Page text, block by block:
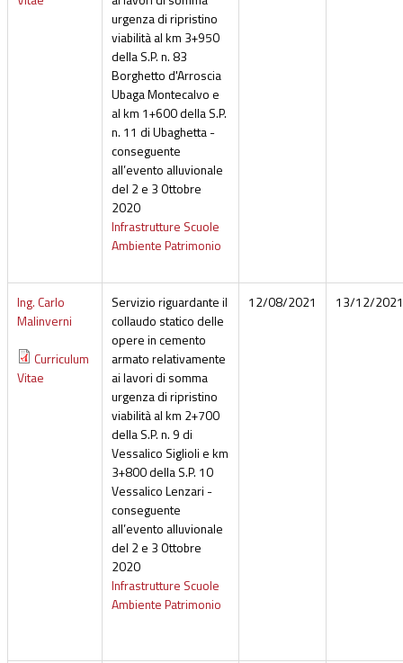
urgenza di ripristino
viabilità al km 3+950
della S.P. n. 83
Borghetto d'Arroscia
Ubaga Montecalvo e
al km 1+600 della S.P.
n. 11 di Ubaghetta -
conseguente
all’evento alluvionale
del 2 e 3 Ottobre
2020
Infrastrutture Scuole
Ambiente Patrimonio
Ing. Carlo
Malinverni
Curriculum
Vitae
Servizio riguardante il
collaudo statico delle
opere in cemento
armato relativamente
ai lavori di somma
urgenza di ripristino
viabilità al km 2+700
della S.P. n. 9 di
Vessalico Siglioli e km
3+800 della S.P. 10
Vessalico Lenzari -
conseguente
all’evento alluvionale
del 2 e 3 Ottobre
2020
Infrastrutture Scuole
Ambiente Patrimonio
12/08/2021 13/12/2021